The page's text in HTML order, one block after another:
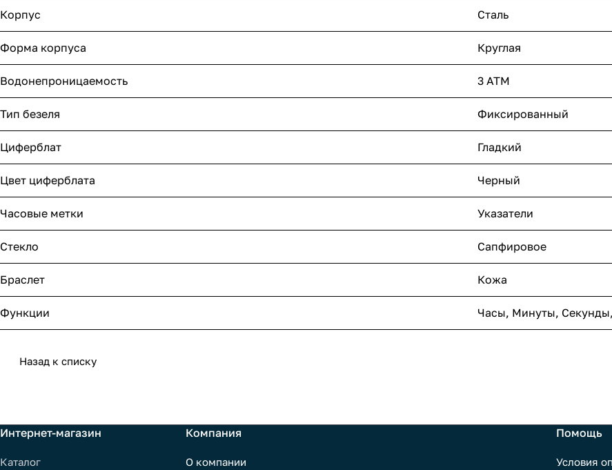
Корпус Сталь
Форма корпуса Круглая
Водонепроницаемость 3 ATM
Тип безеля Фиксированный
Циферблат Гладкий
Цвет циферблата Черный
Часовые метки Указатели
Стекло Сапфировое
Браслет Кожа
Функции Часы, Минуты,
Назад к списку
Интернет-магазин
Каталог
Компания
О компании
Помощь
Условия